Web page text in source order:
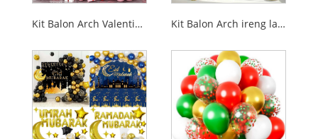
Kit Balon Arch Valentines Day Kit Balon Arch ireng lan emas